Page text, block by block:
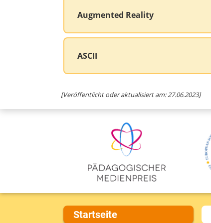
Augmented Reality
ASCII
[Veröffentlicht oder aktualisiert am: 27.06.2023]
Startseite